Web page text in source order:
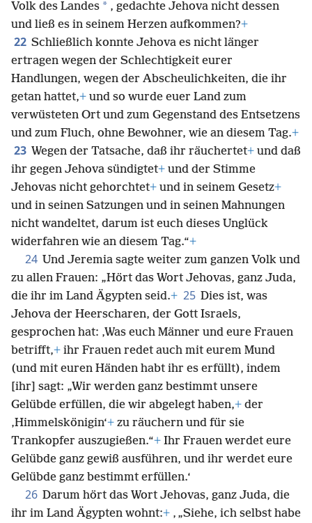
Volk des Landes * , gedachte Jehova nicht dessen
und ließ es in seinem Herzen aufkommen?+
22 Schließlich konnte Jehova es nicht länger
ertragen wegen der Schlechtigkeit eurer
Handlungen, wegen der Abscheulichkeiten, die ihr
getan hattet,+ und so wurde euer Land zum
verwüsteten Ort und zum Gegenstand des Entsetzens
und zum Fluch, ohne Bewohner, wie an diesem Tag.+
23 Wegen der Tatsache, daß ihr räuchertet+ und daß
ihr gegen Jehova sündigtet+ und der Stimme
Jehovas nicht gehorchtet+ und in seinem Gesetz+
und in seinen Satzungen und in seinen Mahnungen
nicht wandeltet, darum ist euch dieses Unglück
widerfahren wie an diesem Tag.“+
24 Und Jeremia sagte weiter zum ganzen Volk und
zu allen Frauen: „Hört das Wort Jehovas, ganz Juda,
die ihr im Land Ägypten seid.+ 25 Dies ist, was
Jehova der Heerscharen, der Gott Israels,
gesprochen hat: ‚Was euch Männer und eure Frauen
betrifft,+ ihr Frauen redet auch mit eurem Mund
(und mit euren Händen habt ihr es erfüllt), indem
[ihr] sagt: „Wir werden ganz bestimmt unsere
Gelübde erfüllen, die wir abgelegt haben,+ der
‚Himmelskönigin‘+ zu räuchern und für sie
Trankopfer auszugießen.“+ Ihr Frauen werdet eure
Gelübde ganz gewiß ausführen, und ihr werdet eure
Gelübde ganz bestimmt erfüllen.‘
26 Darum hört das Wort Jehovas, ganz Juda, die
ihr im Land Ägypten wohnt:+ ‚ „Siehe, ich selbst habe